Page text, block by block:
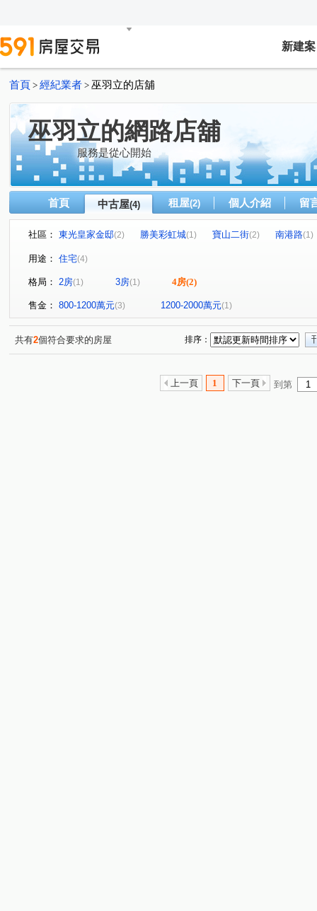
新建案
首頁 > 經紀業者 > 巫羽立的店舖
巫羽立的網路店舖
服務是從心開始
首頁 中古屋(4) 租屋(2) 個人介紹 留
社區： 東光皇家金邸(2) 勝美彩虹城(1) 寶山二街(2) 南港路(1)
用途： 住宅(4)
格局： 2房(1) 3房(1) 4房(2)
售金： 800-1200萬元(3) 1200-2000萬元(1)
共有2個符合要求的房屋 排序：
上一頁 1 下一頁 到第